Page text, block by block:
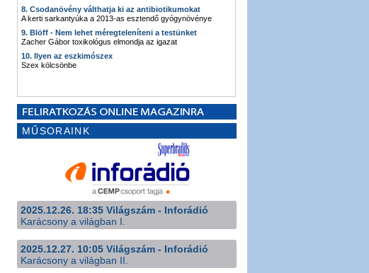
8. Csodanövény válthatja ki az antibiotikumokat
A kerti sarkantyúka a 2013-as esztendő gyógynövénye
9. Blöff - Nem lehet méregteleníteni a testünket
Zacher Gábor toxikológus elmondja az igazat
10. Ilyen az eszkimószex
Szex kölcsönbe
MŰSORAINK
2025.12.26. 18:35 Világszám - Inforádió
Karácsony a világban I.
2025.12.27. 10:05 Világszám - Inforádió
Karácsony a világban II.